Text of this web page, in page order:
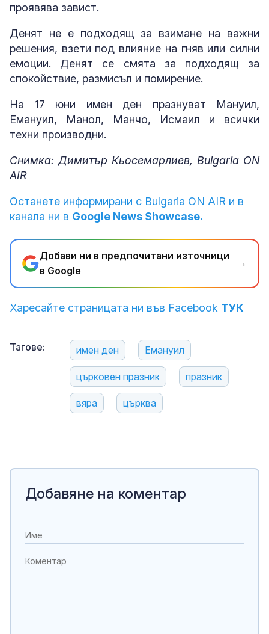
проявява завист.
Денят не е подходящ за взимане на важни
решения, взети под влияние на гняв или силни
емоции. Денят се смята за подходящ за
спокойствие, размисъл и помирение.
На 17 юни имен ден празнуват Мануил,
Емануил, Манол, Манчо, Исмаил и всички
техни производни.
Снимка: Димитър Кьосемарлиев, Bulgaria ON
AIR
Останете информирани с Bulgaria ON AIR и в
канала ни в Google News Showcase.
Добави ни в предпочитани източници
в Google
→
Харесайте страницата ни във Facebook ТУК
Тагове: имен ден Емануил
църковен празник празник
вяра църква
Добавяне на коментар